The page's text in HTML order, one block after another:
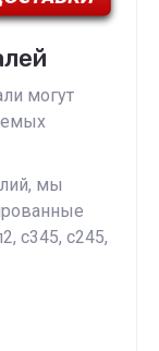
могут
мы
с345, с245,